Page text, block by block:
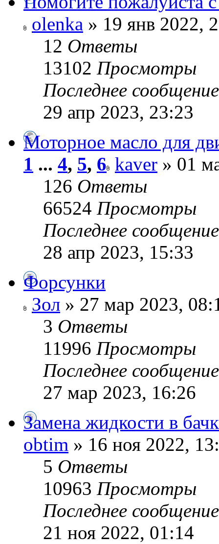
olenka » 19 янв 2022,
12 Ответы
13102 Просмотры
Последнее
29 апр 2023, 23:23
Моторное масло для
1 ... 4, 5, 6 kaver » 01
126 Ответы
66524 Просмотры
Последнее
28 апр 2023, 15:33
Форсунки
Зол » 27 мар 2023,
3 Ответы
11996 Просмотры
Последнее
27 мар 2023, 16:26
Замена жидкости в
obtim » 16 ноя 2022,
5 Ответы
10963 Просмотры
Последнее
21 ноя 2022, 01:14